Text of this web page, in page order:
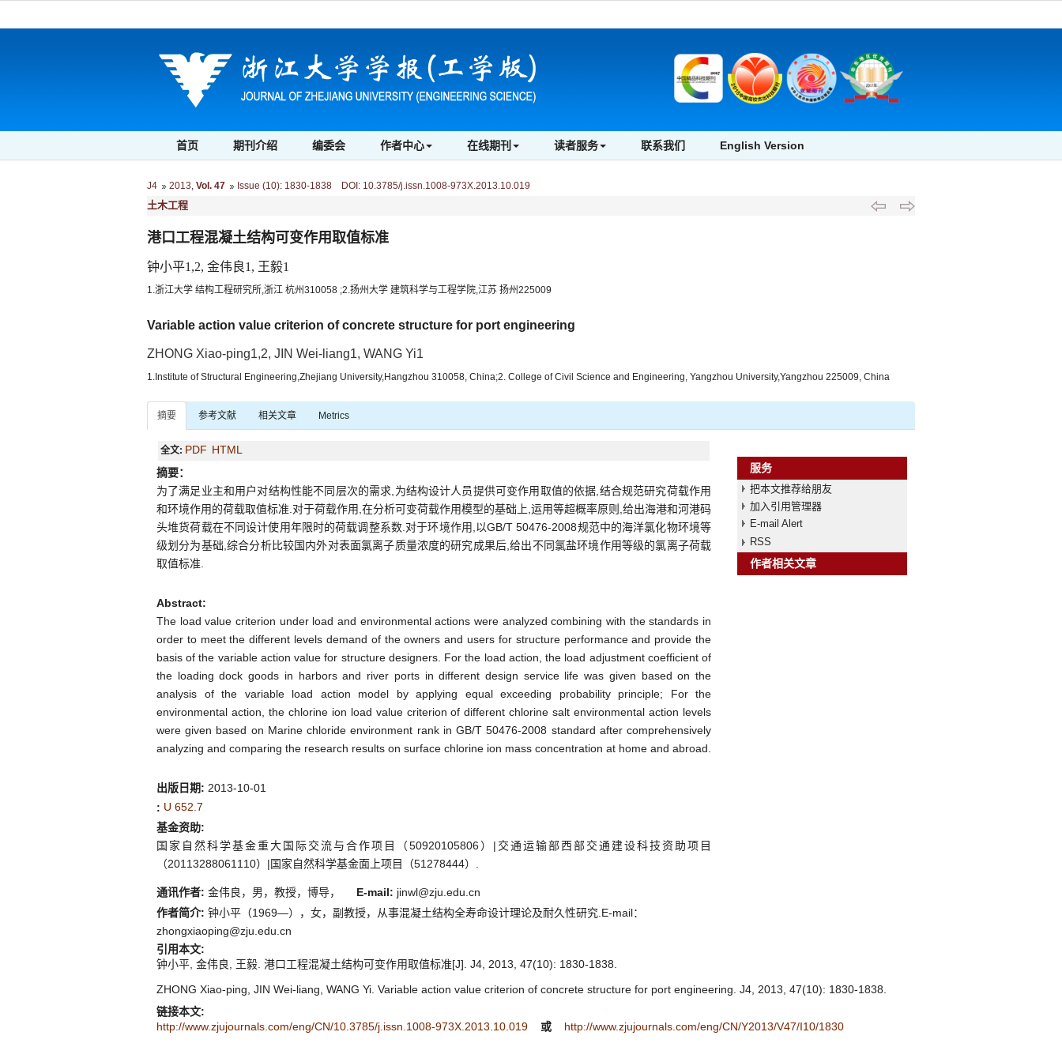
首页 期刊介绍 编委会 作者中心 在线期刊 读者服务 联系我们 English Version
J4 2013, Vol. 47 Issue (10): 1830-1838 DOI: 10.3785/j.issn.1008-973X.2013.10.019
土木工程
港口工程混凝土结构可变作用取值标准
钟小平1,2, 金伟良1, 王毅1
1.浙江大学 结构工程研究所,浙江 杭州310058 ;2.扬州大学 建筑科学与工程学院,江苏 扬州225009
Variable action value criterion of concrete structure for port engineering
ZHONG Xiao-ping1,2, JIN Wei-liang1, WANG Yi1
1.Institute of Structural Engineering,Zhejiang University,Hangzhou 310058, China;2. College of Civil Science and Engineering, Yangzhou University,Yangzhou 225009, China
摘要 参考文献 相关文章 Metrics
全文: PDF HTML
摘要：
为了满足业主和用户对结构性能不同层次的需求,为结构设计人员提供可变作用取值的依据,结合规范研究荷载作用
和环境作用的荷载取值标准.对于荷载作用,在分析可变荷载作用模型的基础上,运用等超概率原则,给出海港和河港码
头堆货荷载在不同设计使用年限时的荷载调整系数.对于环境作用,以GB/T 50476-2008规范中的海洋氯化物环境等
级划分为基础,综合分析比较国内外对表面氯离子质量浓度的研究成果后,给出不同氯盐环境作用等级的氯离子荷载
取值标准.
Abstract:
The load value criterion under load and environmental actions were analyzed combining with the standards in
order to meet the different levels demand of the owners and users for structure performance and provide the
basis of the variable action value for structure designers. For the load action, the load adjustment coefficient of
the loading dock goods in harbors and river ports in different design service life was given based on the
analysis of the variable load action model by applying equal exceeding probability principle; For the
environmental action, the chlorine ion load value criterion of different chlorine salt environmental action levels
were given based on Marine chloride environment rank in GB/T 50476-2008 standard after comprehensively
analyzing and comparing the research results on surface chlorine ion mass concentration at home and abroad.
出版日期: 2013-10-01
: U 652.7
基金资助:
国家自然科学基金重大国际交流与合作项目（50920105806）|交通运输部西部交通建设科技资助项目
（20113288061110）|国家自然科学基金面上项目（51278444）.
通讯作者: 金伟良，男，教授，博导， E-mail: jinwl@zju.edu.cn
作者简介: 钟小平（1969—），女，副教授，从事混凝土结构全寿命设计理论及耐久性研究.E-mail：
zhongxiaoping@zju.edu.cn
服务
把本文推荐给朋友
加入引用管理器
E-mail Alert
RSS
作者相关文章
引用本文:
钟小平, 金伟良, 王毅. 港口工程混凝土结构可变作用取值标准[J]. J4, 2013, 47(10): 1830-1838.
ZHONG Xiao-ping, JIN Wei-liang, WANG Yi. Variable action value criterion of concrete structure for port engineering. J4, 2013, 47(10): 1830-1838.
链接本文:
http://www.zjujournals.com/eng/CN/10.3785/j.issn.1008-973X.2013.10.019
或 http://www.zjujournals.com/eng/CN/Y2013/V47/I10/1830